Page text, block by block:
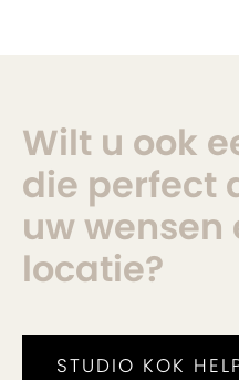
Wilt u ook
die perfect
uw wensen
locatie?
STUDIO KOK